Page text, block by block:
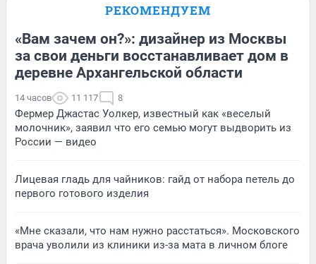
РЕКОМЕНДУЕМ
«Вам зачем он?»: дизайнер из Москвы
за свои деньги восстанавливает дом в
деревне Архангельской области
14 часов 11 117 8
Фермер Джастас Уолкер, известный как «веселый
молочник», заявил что его семью могут выдворить из
России — видео
Лицевая гладь для чайников: гайд от набора петель до
первого готового изделия
«Мне сказали, что нам нужно расстаться». Московского
врача уволили из клиники из-за мата в личном блоге